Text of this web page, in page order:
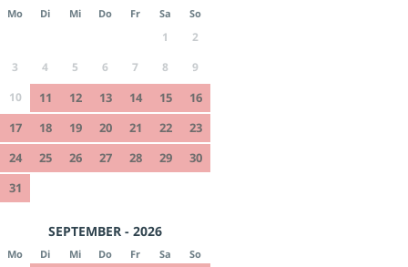
Mo Di Mi Do Fr Sa So
1
2
3
4 5 6 7 8
9
10
11 12 13 14 15
16
17
18 19 20 21 22
23
24
25 26 27 28 29
30
31
SEPTEMBER - 2026
Mo Di Mi Do Fr Sa So